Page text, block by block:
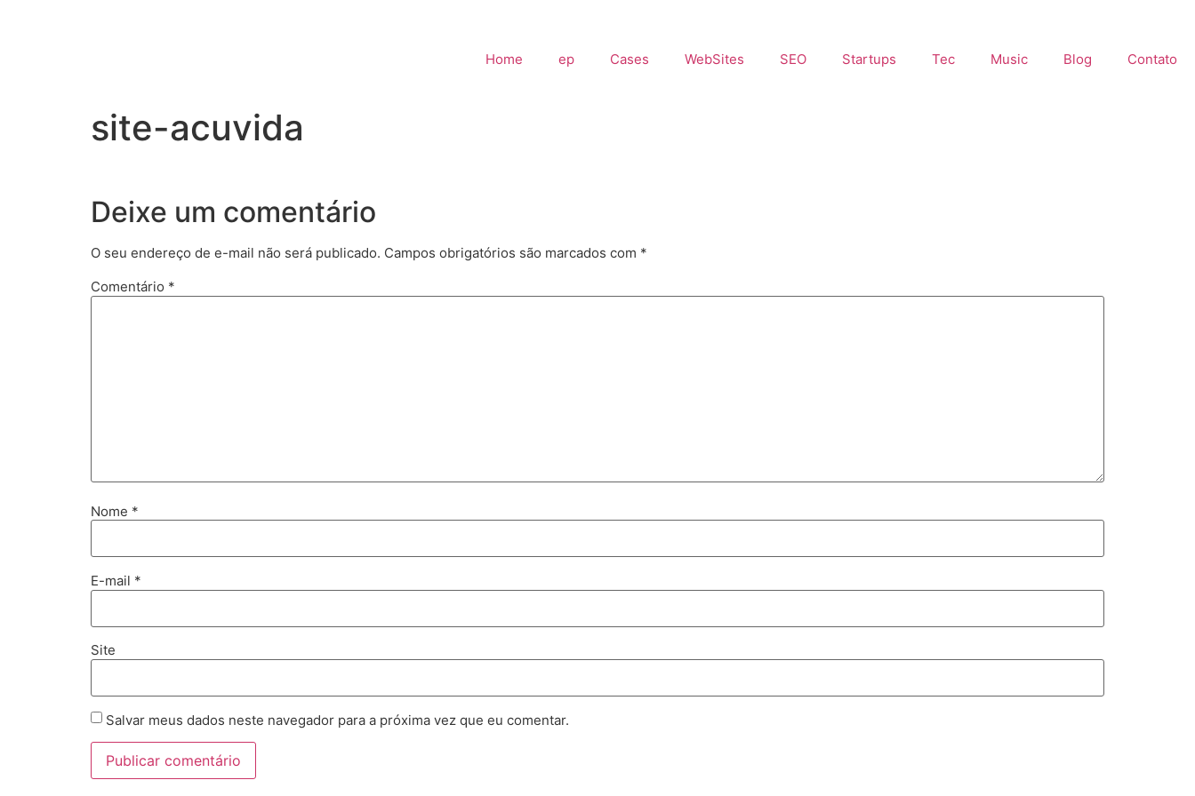
Home ep Cases WebSites SEO Startups Tec Music Blog Contato
site-acuvida
Deixe um comentário
O seu endereço de e-mail não será publicado. Campos obrigatórios são marcados com *
Comentário *
Nome *
E-mail *
Site
Salvar meus dados neste navegador para a próxima vez que eu comentar.